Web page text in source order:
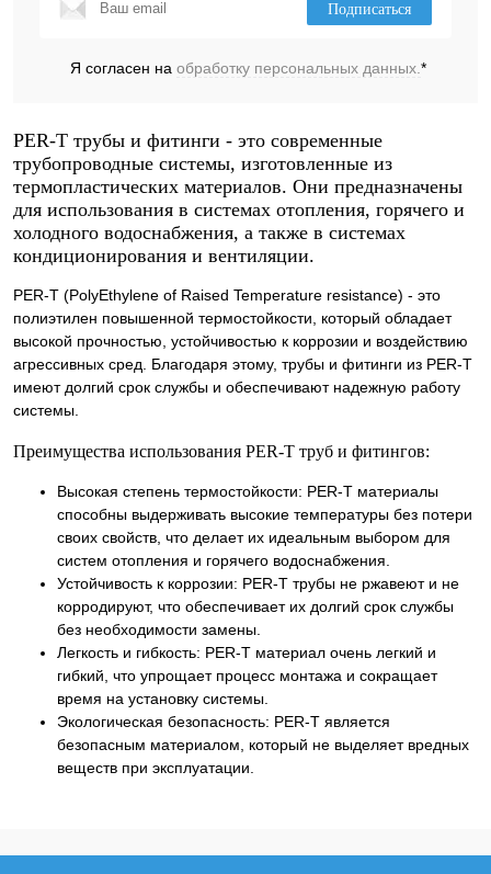
Подписаться
Я согласен на обработку персональных данных.*
PER-T трубы и фитинги - это современные
трубопроводные системы, изготовленные из
термопластических материалов. Они предназначены
для использования в системах отопления, горячего и
холодного водоснабжения, а также в системах
кондиционирования и вентиляции.
PER-T (PolyEthylene of Raised Temperature resistance) - это
полиэтилен повышенной термостойкости, который обладает
высокой прочностью, устойчивостью к коррозии и воздействию
агрессивных сред. Благодаря этому, трубы и фитинги из PER-T
имеют долгий срок службы и обеспечивают надежную работу
системы.
Преимущества использования PER-T труб и фитингов:
Высокая степень термостойкости: PER-T материалы
способны выдерживать высокие температуры без потери
своих свойств, что делает их идеальным выбором для
систем отопления и горячего водоснабжения.
Устойчивость к коррозии: PER-T трубы не ржавеют и не
корродируют, что обеспечивает их долгий срок службы
без необходимости замены.
Легкость и гибкость: PER-T материал очень легкий и
гибкий, что упрощает процесс монтажа и сокращает
время на установку системы.
Экологическая безопасность: PER-T является
безопасным материалом, который не выделяет вредных
веществ при эксплуатации.